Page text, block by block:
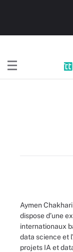
Aymen
dispose d’une
internationaux
data science et
projets IA et